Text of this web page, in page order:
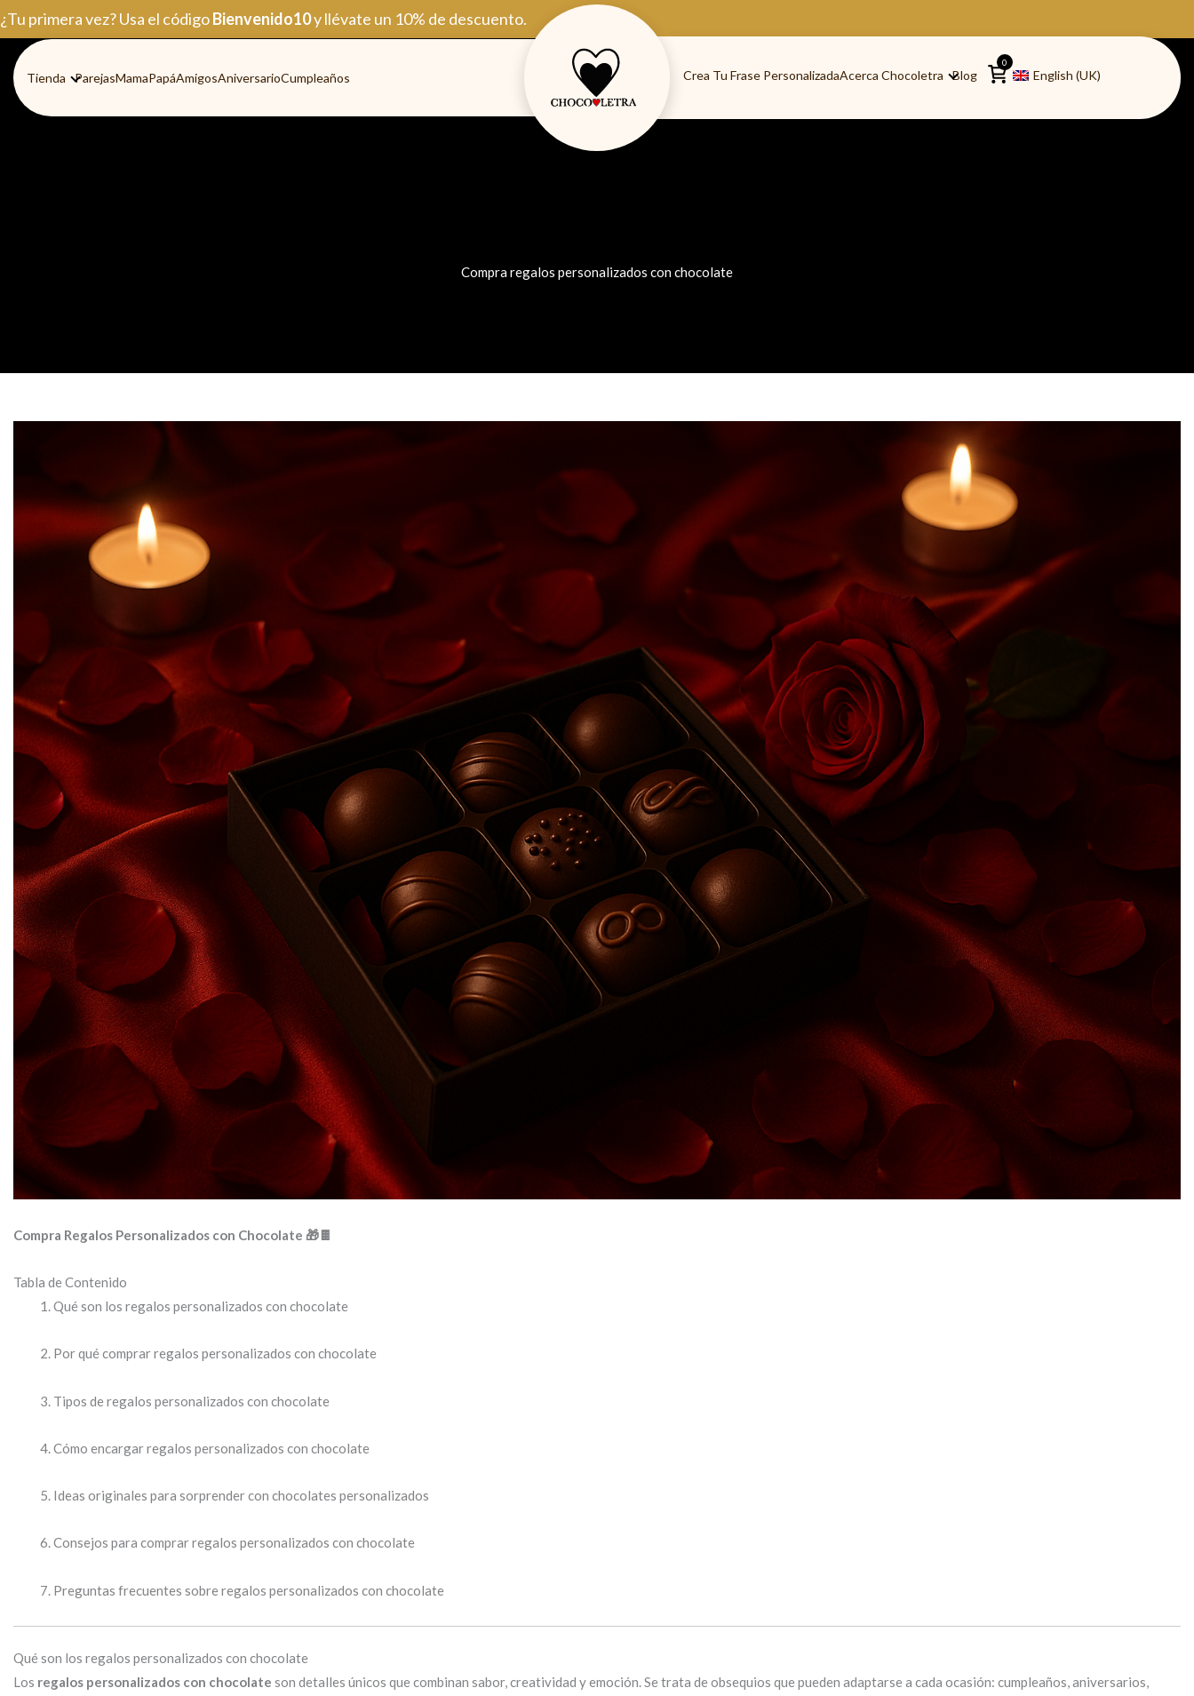
Ir
al
contenido
¿Tu primera vez? Usa el códigoBienvenido10y llévate un 10% de descuento.
Tienda ParejasMamaPapáAmigosAniversarioCumpleaños Crea Tu Frase PersonalizadaAcerca Chocoletra Blog
0
English (UK)
Compra regalos personalizados con chocolate
Compra Regalos Personalizados con Chocolate 🎁🍫
Tabla de Contenido
Qué son los regalos personalizados con chocolate
Por qué comprar regalos personalizados con chocolate
Tipos de regalos personalizados con chocolate
Cómo encargar regalos personalizados con chocolate
Ideas originales para sorprender con chocolates personalizados
Consejos para comprar regalos personalizados con chocolate
Preguntas frecuentes sobre regalos personalizados con chocolate
Qué son los regalos personalizados con chocolate
Los regalos personalizados con chocolate son detalles únicos que combinan sabor, creatividad y emoción. Se trata de obsequios que pueden adaptarse a cada ocasión: cumpleaños, aniversarios,